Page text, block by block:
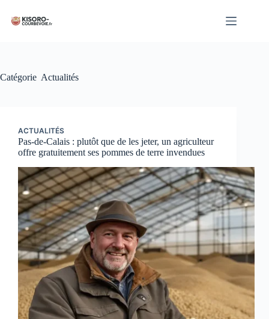
contenu
Catégorie Actualités
ACTUALITÉS
Pas-de-Calais : plutôt que de les jeter, un agriculteur
offre gratuitement ses pommes de terre invendues